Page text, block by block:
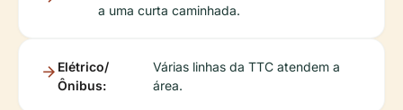
a uma curta caminhada.
Elétrico/
Ônibus:
Várias linhas da TTC atendem a
área.